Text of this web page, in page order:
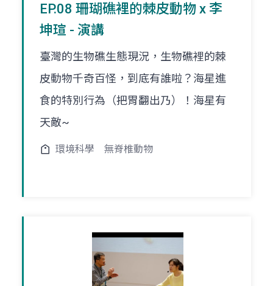
EP.08 珊瑚礁裡的棘皮動物 x 李
坤瑄 - 演講
臺灣的生物礁生態現況，生物礁裡的棘
皮動物千奇百怪，到底有誰啦？海星進
食的特別行為（把胃翻出乃）！海星有
天敵~
環境科學 無脊椎動物